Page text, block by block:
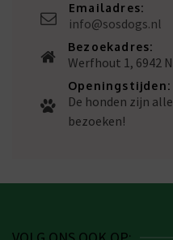
Emailadres:
info@sosdogs.nl
Bezoekadres:
Werfhout 1, 6942
Openingstijden:
De honden zijn
bezoeken!